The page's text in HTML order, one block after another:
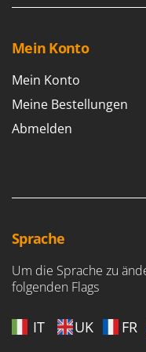
Mein Konto
Mein Konto
Meine Bestellungen
Abmelden
Sprache
Um die Sprache zu
folgenden Flags
IT UK FR